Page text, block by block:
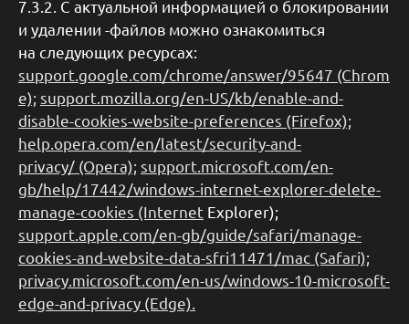
7.3.2. С актуальной информацией о блокировании
и удалении -файлов можно ознакомиться
на следующих ресурсах:
support.google.com/chrome/answer/95647 (Chrom
e); support.mozilla.org/en-US/kb/enable-and-
disable-cookies-website-preferences (Firefox);
help.opera.com/en/latest/security-and-
privacy/ (Opera); support.microsoft.com/en-
gb/help/17442/windows-internet-explorer-delete-
manage-cookies (Internet Explorer);
support.apple.com/en-gb/guide/safari/manage-
cookies-and-website-data-sfri11471/mac (Safari);
privacy.microsoft.com/en-us/windows-10-microsoft-
edge-and-privacy (Edge).